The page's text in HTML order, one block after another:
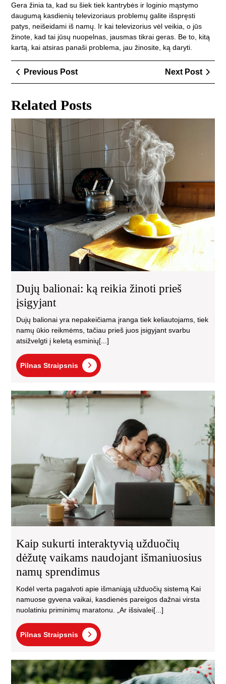
Gera žinia ta, kad su šiek tiek kantrybės ir loginio mąstymo
daugumą kasdienių televizoriaus problemų galite išspręsti
patys, neišeidami iš namų. Ir kai televizorius vėl veikia, o jūs
žinote, kad tai jūsų nuopelnas, jausmas tikrai geras. Be to, kitą
kartą, kai atsiras panaši problema, jau žinosite, ką daryti.
Navigacija
tarp
įrašų
Previous PostPrevious
Post
Next Post
Next
Post
Related Posts
Dujų balionai: ką reikia žinoti prieš
įsigyjant
Dujų balionai yra nepakeičiama įranga tiek keliautojams, tiek
namų ūkio reikmėms, tačiau prieš juos įsigyjant svarbu
atsižvelgti į keletą esminių[...]
Pilnas Straipsnis
Pilnas
Straipsnis
Kaip sukurti interaktyvią užduočių
dėžutę vaikams naudojant išmaniuosius
namų sprendimus
Kodėl verta pagalvoti apie išmaniąją užduočių sistemą Kai
namuose gyvena vaikai, kasdienės pareigos dažnai virsta
nuolatiniu priminimų maratonu. „Ar išsivalei[...]
Pilnas Straipsnis
Pilnas
Straipsnis